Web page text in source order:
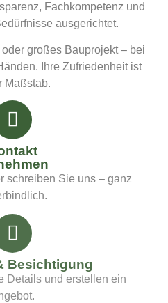
Fachkompetenz und
ausgerichtet.
großes Bauprojekt – bei
Ihre Zufriedenheit ist
Maßstab.
schreiben Sie uns – ganz
Besichtigung
Details und erstellen ein